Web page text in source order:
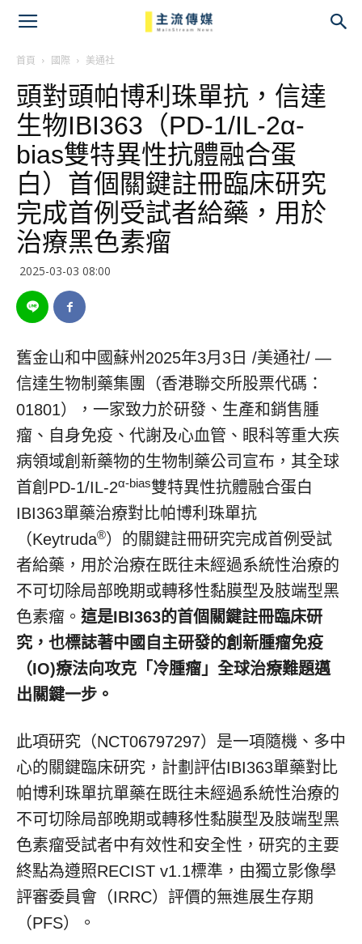
首頁 國際 美通社
頭對頭帕博利珠單抗，信達
生物IBI363（PD-1/IL-2α-
bias雙特異性抗體融合蛋
白）首個關鍵註冊臨床研究
完成首例受試者給藥，用於
治療黑色素瘤
2025-03-03 08:00
舊金山和中國蘇州 2025年3月3日 /美通社/ —
信達生物制藥集團（香港聯交所股票代碼：
01801），一家致力於研發、生產和銷售腫
瘤、自身免疫、代謝及心血管、眼科等重大疾
病領域創新藥物的生物制藥公司宣布，其全球
首創PD-1/IL-2α-bias雙特異性抗體融合蛋白
IBI363單藥治療對比帕博利珠單抗
（Keytruda®）的關鍵註冊研究完成首例受試
者給藥，用於治療在既往未經過系統性治療的
不可切除局部晚期或轉移性黏膜型及肢端型黑
色素瘤。 這是IBI363的首個關鍵註冊臨床研
究，也標誌著中國自主研發的創新腫瘤免疫
（IO)療法向攻克「冷腫瘤」全球治療難題邁
出關鍵一步。
此項研究（NCT06797297）是一項隨機、多中
心的關鍵臨床研究，計劃評估IBI363單藥對比
帕博利珠單抗單藥在既往未經過系統性治療的
不可切除局部晚期或轉移性黏膜型及肢端型黑
色素瘤受試者中有效性和安全性，研究的主要
終點為遵照RECIST v1.1標準，由獨立影像學
評審委員會（IRRC）評價的無進展生存期
（PFS）。